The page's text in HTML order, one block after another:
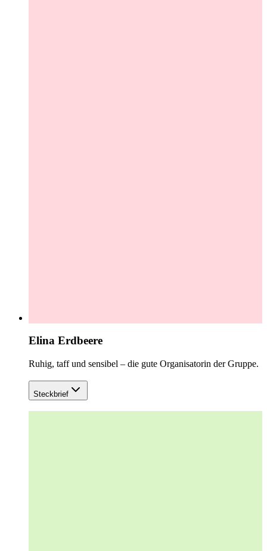
Elina Erdbeere
Ruhig, taff und sensibel – die gute Organisatorin der Gruppe.
Steckbrief